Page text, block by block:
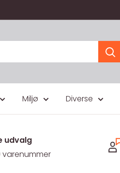
Miljø Diverse
udvalg
varenummer